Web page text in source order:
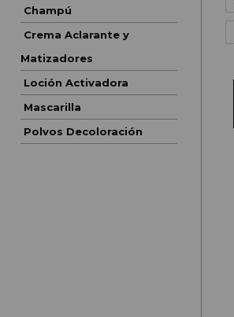
Champú
Crema Aclarante y
Matizadores
Loción Activadora
Mascarilla
Polvos Decoloración